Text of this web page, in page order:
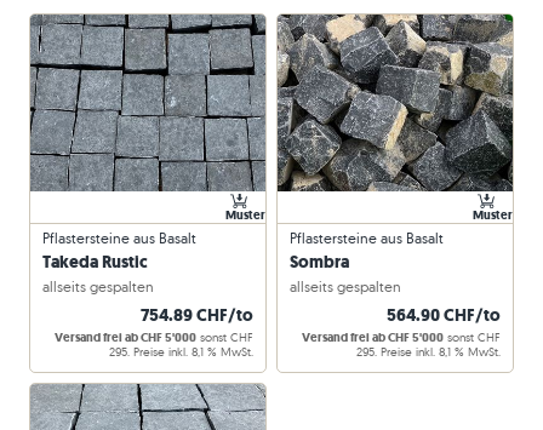
Pflastersteine aus Basalt
Takeda Rustic
allseits gespalten
754.89 CHF/to
Versand frei ab CHF 5'000 sonst CHF
295. Preise inkl. 8,1 % MwSt.
Muster
Pflastersteine aus Basalt
Sombra
allseits gespalten
564.90 CHF/to
Versand frei ab CHF 5'000 sonst CHF
295. Preise inkl. 8,1 % MwSt.
Muster